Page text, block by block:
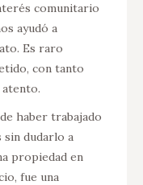
comunitario
ayudó a
Es raro
con tanto
haber trabajado
sin dudarlo a
propiedad en
fue una